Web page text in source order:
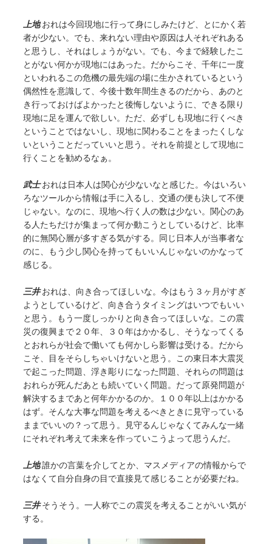
上地おれは今回現地に行って身にしみたけど、とにかく若
者が少ない。でも、来れない理由や原因は人それぞれある
と思うし、それはしょうがない。でも、今まで経験したこ
とがない何かが現地にはあった。だからこそ、千年に一度
といわれるこの危機の最先端の場に生かされているという
偶然性を意識して、今後十数年間生きるのだから、あのと
き行っておけばよかったと後悔しないように、できる限り
現地に足を運んで欲しい。ただ、必ずしも現地に行くべき
ということではないし、現地に関わることをまったくしな
いということだっていいと思う。それを前提として現地に
行くことを勧めるなぁ。
武士おれは日本人は関心が少ないなと感じた。今はいろい
ろなツールから情報は手に入るし、交通の便も決して不便
じゃない。なのに、現地へ行く人の数は少ない。関心のあ
る人たちだけが集まって何か動こうとしているけど、比率
的に無関心層が多すぎる気がする。同じ日本人が当事者な
のに、もう少し関心を持ってもいいんじゃないのかなって
感じる。
三井 おれは、向き合ってほしいな。今はもう３ヶ月がすぎ
ようとしているけど、向き合うタイミングはいつでもいい
と思う。もう一度しっかりと向き合ってほしいな。この震
災の復興まで２０年、３０年はかかるし、そうなってくる
とおれらが社会で働いても何かしら影響は受ける。だから
こそ、目をそらしちゃいけないと思う。この東日本大震災
で起こった問題、浮き彫りになった問題、それらの問題は
おれらが死んだあとも続いていく問題。だって原発問題が
解決するまであと何年かかるのか。１００年以上はかかる
はず。そんな大事な問題を考えるべきときに見守っている
ままでいいの？って思う。見守るんじゃなくてみんな一緒
にそれぞれ考えて未来を作っていこうよって思うんだ。
上地誰かの言葉を介してとか、マスメディアの情報からで
はなくて自分自身の目で直接見て感じることが必要だね。
三井そうそう。一人称でこの震災を考えることがいい気が
する。